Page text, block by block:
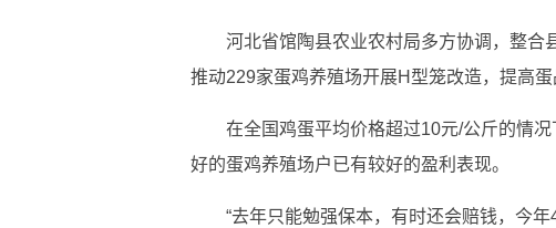
河北省馆陶县农业农村局多方协调，整合
推动229家蛋鸡养殖场开展H型笼改造，提高蛋
在全国鸡蛋平均价格超过10元/公斤的情
好的蛋鸡养殖场户已有较好的盈利表现。
“去年只能勉强保本，有时还会赔钱，今